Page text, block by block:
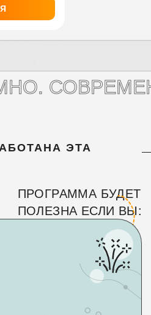
ЭТА
ПРОГРАММА БУДЕТ
ПОЛЕЗНА ЕСЛИ ВЫ: